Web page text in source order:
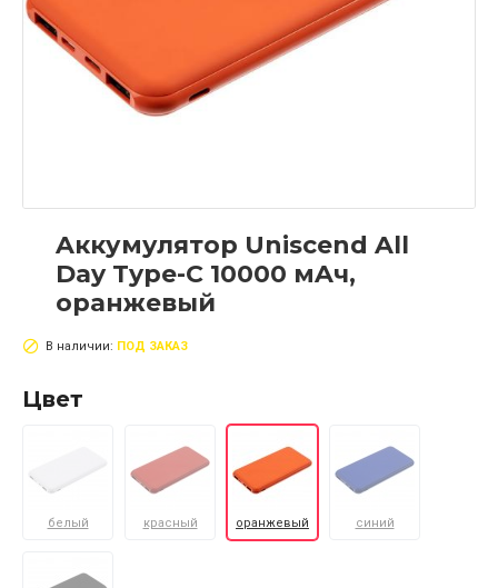
Aккумулятор Uniscend All
Day Type-C 10000 мAч,
оранжевый
В наличии: ПОД ЗАКАЗ
Цвет
белый красный оранжевый синий